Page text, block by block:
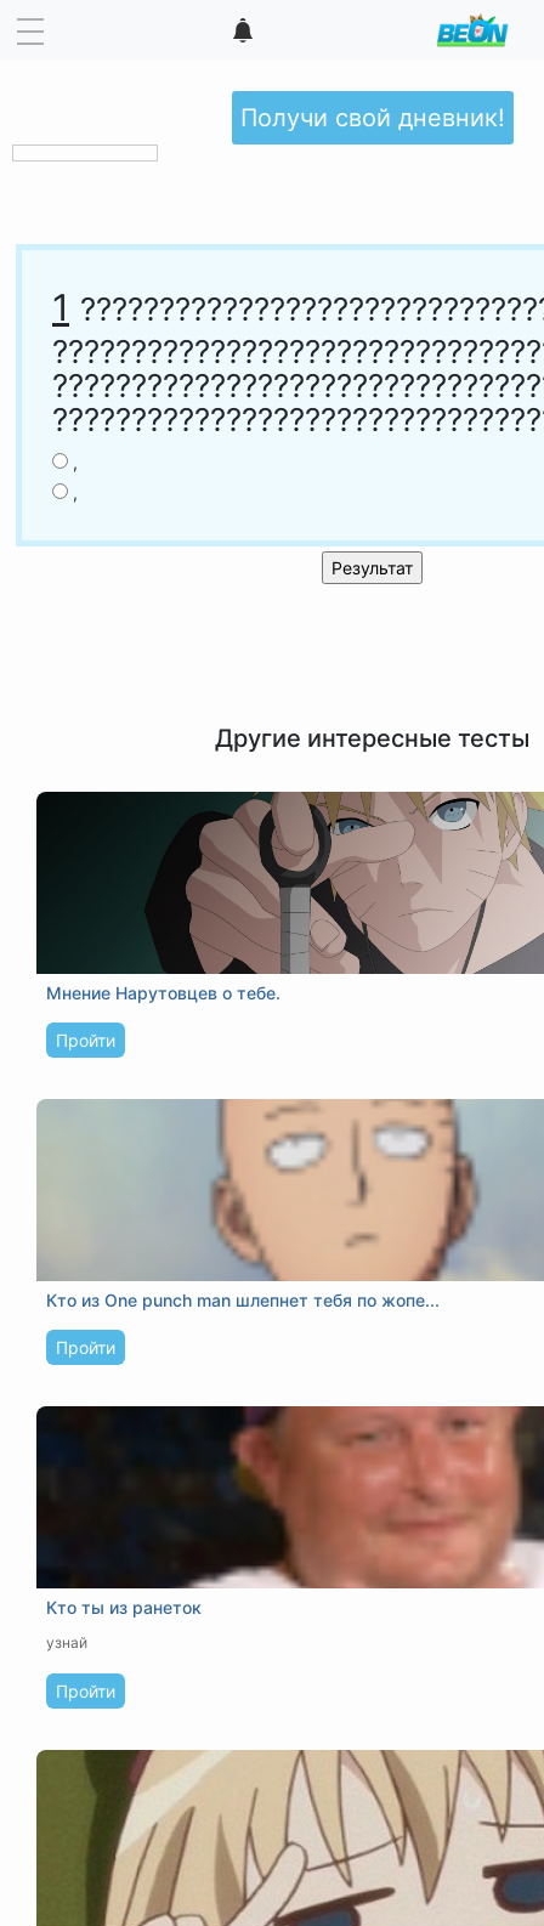
Получи свой дневник!
1
,
,
Другие интересные тесты
Мнение Нарутовцев о тебе.
Пройти
Кто из One punch man шлепнет тебя по жопе...
Пройти
Кто ты из ранеток
узнай
Пройти